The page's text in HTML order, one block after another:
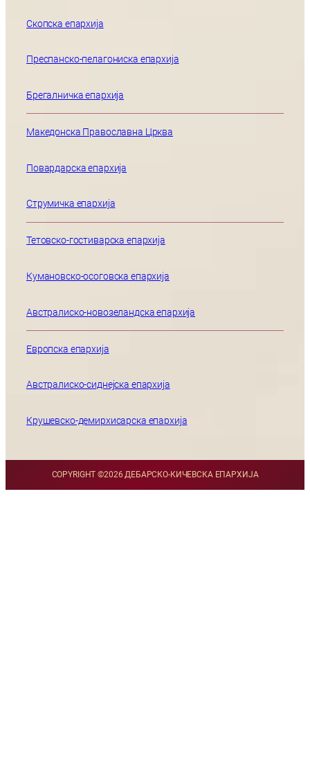
Скопска епархија
Преспанско-пелагониска епархија
Брегалничка епархија
Македонска Православна Црква
Повардарска епархија
Струмичка епархија
Тетовско-гостиварска епархија
Кумановско-осоговска епархија
Австралиско-новозеландска епархија
Европска епархија
Австралиско-сиднејска епархија
Крушевско-демирхисарска епархија
COPYRIGHT ©2026 ДЕБАРСКО-КИЧЕВСКА ЕПАРХИЈА